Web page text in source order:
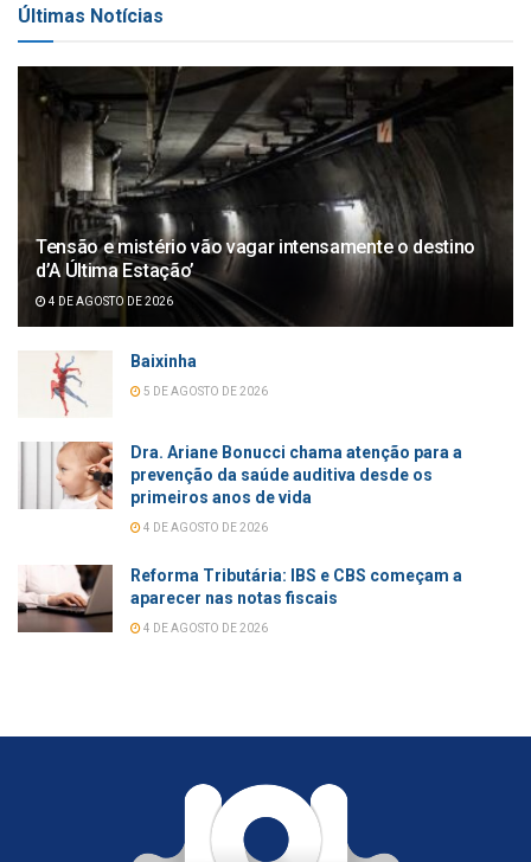
Últimas Notícias
Tensão e mistério vão vagar intensamente o destino
d’A Última Estação’
4 DE AGOSTO DE 2026
Baixinha
5 DE AGOSTO DE 2026
Dra. Ariane Bonucci chama atenção para a
prevenção da saúde auditiva desde os
primeiros anos de vida
4 DE AGOSTO DE 2026
Reforma Tributária: IBS e CBS começam a
aparecer nas notas fiscais
4 DE AGOSTO DE 2026